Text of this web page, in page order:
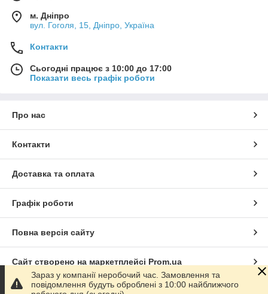
м. Дніпро
вул. Гоголя, 15, Дніпро, Україна
Контакти
Сьогодні працює з 10:00 до 17:00
Показати весь графік роботи
Про нас
Контакти
Доставка та оплата
Графік роботи
Повна версія сайту
Сайт створено на маркетплейсі Prom.ua
Політика конфіденційності
Зараз у компанії неробочий час. Замовлення та
повідомлення будуть оброблені з 10:00 найближчого